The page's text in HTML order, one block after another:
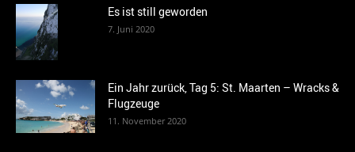
Es ist still geworden
7. Juni 2020
Ein Jahr zurück, Tag 5: St. Maarten – Wracks &
Flugzeuge
11. November 2020